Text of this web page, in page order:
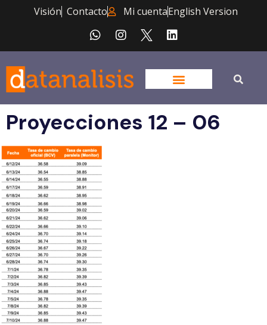
Visión Contacto Mi cuentaEnglish Version
Proyecciones 12 – 06